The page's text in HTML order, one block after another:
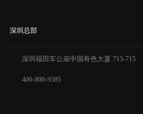
深圳总部
深圳福田车公庙中国有色大厦 713-715
400-800-9385